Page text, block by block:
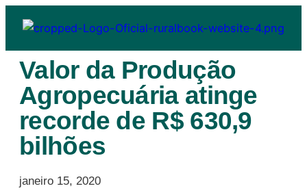
Valor da Produção
Agropecuária atinge
recorde de R$ 630,9
bilhões
janeiro 15, 2020